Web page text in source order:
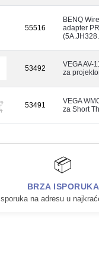
55516
BENQ
adapter
53492
VEGA AV-
za
53491
VEGA
za Short
📦
BRZA ISPORUKA
Isporuka na adresu u